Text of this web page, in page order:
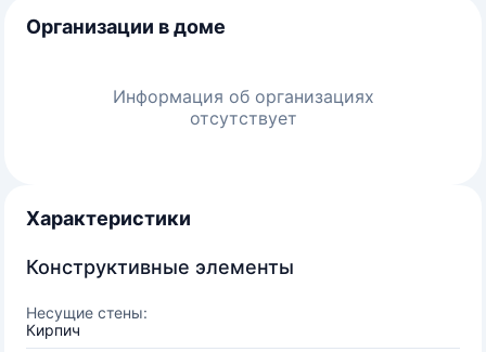
Организации в доме
Информация об организациях
отсутствует
Характеристики
Конструктивные элементы
Несущие стены:
Кирпич